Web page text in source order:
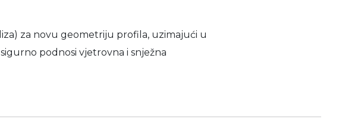
za novu geometriju profila, uzimajući u
podnosi vjetrovna i snježna